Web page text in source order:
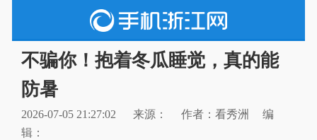
不骗你！抱着冬瓜睡觉，真的能
防暑
2026-07-05 21:27:02 来源： 作者：看秀洲
编
辑：